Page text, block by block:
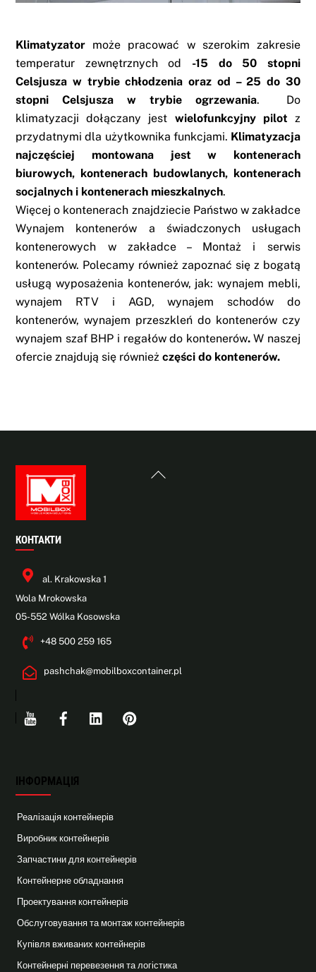
Klimatyzator może pracować w szerokim zakresie
temperatur zewnętrznych od -15 do 50 stopni
Celsjusza w trybie chłodzenia oraz od – 25 do 30
stopni Celsjusza w trybie ogrzewania. Do
klimatyzacji dołączany jest wielofunkcyjny pilot z
przydatnymi dla użytkownika funkcjami. Klimatyzacja
najczęściej montowana jest w kontenerach
biurowych, kontenerach budowlanych, kontenerach
socjalnych i kontenerach mieszkalnych.
Więcej o kontenerach znajdziecie Państwo w zakładce
Wynajem kontenerów a świadczonych usługach
kontenerowych w zakładce – Montaż i serwis
kontenerów. Polecamy również zapoznać się z bogatą
usługą wyposażenia kontenerów, jak: wynajem mebli,
wynajem RTV i AGD, wynajem schodów do
kontenerów, wynajem przeszkleń do kontenerów czy
wynajem szaf BHP i regałów do kontenerów.W naszej
ofercie znajdują się równieżczęści do kontenerów.
Back
КОНТАКТИ
al. Krakowska 1
Wola Mrokowska
05-552 Wólka Kosowska
+48 500 259 165
pashchak@mobilboxcontainer.pl
ІНФОРМАЦІЯ
Реалізація контейнерів
Виробник контейнерів
Запчастини для контейнерів
Контейнерне обладнання
Проектування контейнерів
Обслуговування та монтаж контейнерів
Купівля вживаних контейнерів
Контейнерні перевезення та логістика